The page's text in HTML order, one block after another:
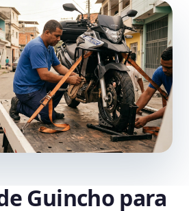
Guincho para